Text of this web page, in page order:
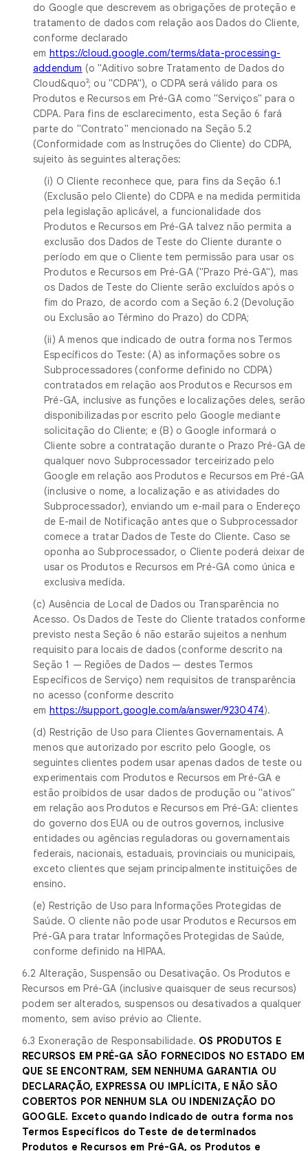
do Google que descrevem as obrigações de proteção e
tratamento de dados com relação aos Dados do Cliente,
conforme declarado
em https://cloud.google.com/terms/data-processing-
addendum (o "Aditivo sobre Tratamento de Dados do
Cloud&quo²; ou "CDPA"), o CDPA será válido para os
Produtos e Recursos em Pré-GA como "Serviços" para o
CDPA. Para fins de esclarecimento, esta Seção 6 fará
parte do "Contrato" mencionado na Seção 5.2
(Conformidade com as Instruções do Cliente) do CDPA,
sujeito às seguintes alterações:
(i) O Cliente reconhece que, para fins da Seção 6.1
(Exclusão pelo Cliente) do CDPA e na medida permitida
pela legislação aplicável, a funcionalidade dos
Produtos e Recursos em Pré-GA talvez não permita a
exclusão dos Dados de Teste do Cliente durante o
período em que o Cliente tem permissão para usar os
Produtos e Recursos em Pré-GA ("Prazo Pré-GA"), mas
os Dados de Teste do Cliente serão excluídos após o
fim do Prazo, de acordo com a Seção 6.2 (Devolução
ou Exclusão ao Término do Prazo) do CDPA;
(ii) A menos que indicado de outra forma nos Termos
Específicos do Teste: (A) as informações sobre os
Subprocessadores (conforme definido no CDPA)
contratados em relação aos Produtos e Recursos em
Pré-GA, inclusive as funções e localizações deles, serão
disponibilizadas por escrito pelo Google mediante
solicitação do Cliente; e (B) o Google informará o
Cliente sobre a contratação durante o Prazo Pré-GA de
qualquer novo Subprocessador terceirizado pelo
Google em relação aos Produtos e Recursos em Pré-GA
(inclusive o nome, a localização e as atividades do
Subprocessador), enviando um e-mail para o Endereço
de E-mail de Notificação antes que o Subprocessador
comece a tratar Dados de Teste do Cliente. Caso se
oponha ao Subprocessador, o Cliente poderá deixar de
usar os Produtos e Recursos em Pré-GA como única e
exclusiva medida.
(c) Ausência de Local de Dados ou Transparência no
Acesso. Os Dados de Teste do Cliente tratados conforme
previsto nesta Seção 6 não estarão sujeitos a nenhum
requisito para locais de dados (conforme descrito na
Seção 1 — Regiões de Dados — destes Termos
Específicos de Serviço) nem requisitos de transparência
no acesso (conforme descrito
em https://support.google.com/a/answer/9230474).
(d) Restrição de Uso para Clientes Governamentais. A
menos que autorizado por escrito pelo Google, os
seguintes clientes podem usar apenas dados de teste ou
experimentais com Produtos e Recursos em Pré-GA e
estão proibidos de usar dados de produção ou "ativos"
em relação aos Produtos e Recursos em Pré-GA: clientes
do governo dos EUA ou de outros governos, inclusive
entidades ou agências reguladoras ou governamentais
federais, nacionais, estaduais, provinciais ou municipais,
exceto clientes que sejam principalmente instituições de
ensino.
(e) Restrição de Uso para Informações Protegidas de
Saúde. O cliente não pode usar Produtos e Recursos em
Pré-GA para tratar Informações Protegidas de Saúde,
conforme definido na HIPAA.
6.2 Alteração, Suspensão ou Desativação. Os Produtos e
Recursos em Pré-GA (inclusive quaisquer de seus recursos)
podem ser alterados, suspensos ou desativados a qualquer
momento, sem aviso prévio ao Cliente.
6.3 Exoneração de Responsabilidade. OS PRODUTOS E
RECURSOS EM PRÉ-GA SÃO FORNECIDOS NO ESTADO EM
QUE SE ENCONTRAM, SEM NENHUMA GARANTIA OU
DECLARAÇÃO, EXPRESSA OU IMPLÍCITA, E NÃO SÃO
COBERTOS POR NENHUM SLA OU INDENIZAÇÃO DO
GOOGLE. Exceto quando indicado de outra forma nos
Termos Específicos do Teste de determinados
Produtos e Recursos em Pré-GA, os Produtos e